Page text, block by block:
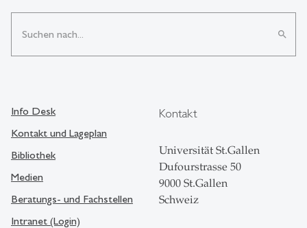
search
Info Desk
Kontakt und Lageplan
Bibliothek
Medien
Beratungs- und Fachstellen
Intranet (Login)
Kontakt
Universität St.Gallen
Dufourstrasse 50
9000 St.Gallen
Schweiz